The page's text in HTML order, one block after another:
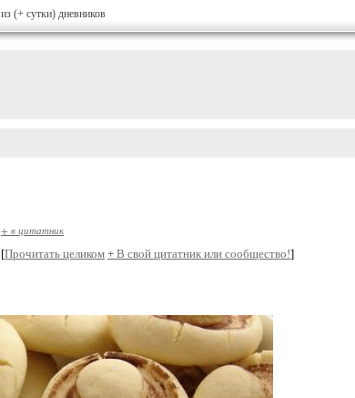
из (+ сутки) дневников
+ в цитатник
[Прочитать целиком + В свой цитатник или сообщество!]